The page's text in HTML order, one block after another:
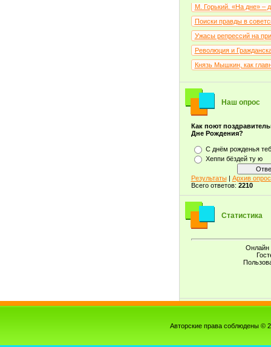
М. Горький. «На дне» –
Поиски правды в
Ужасы репрессий на
Революция и
Князь Мышкин, как
Наш опрос
Как поют
Дне Рождения?
С днём рожденья
Хеппи бёздей ту ю
Результаты| Архив
Всего ответов: 2210
Статистика
Онлайн
Авторские права соблюдены ©